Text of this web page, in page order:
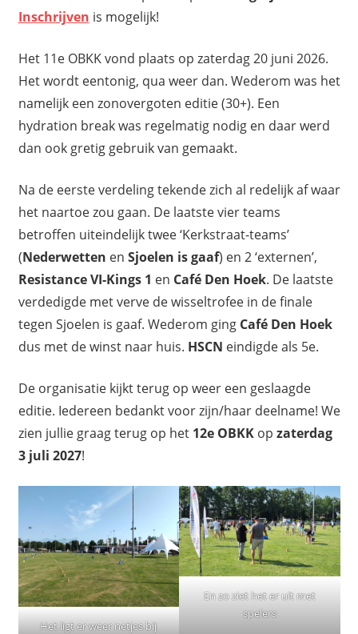
Inschrijven is mogelijk!
Het 11e OBKK vond plaats op zaterdag 20 juni 2026.
Het wordt eentonig, qua weer dan. Wederom was het
namelijk een zonovergoten editie (30+). Een
hydration break was regelmatig nodig en daar werd
dan ook gretig gebruik van gemaakt.
Na de eerste verdeling tekende zich al redelijk af waar
het naartoe zou gaan. De laatste vier teams
betroffen uiteindelijk twee ‘Kerkstraat-teams’
(Nederwetten en Sjoelen is gaaf) en 2 ‘externen’,
Resistance VI-Kings 1 en Café Den Hoek. De laatste
verdedigde met verve de wisseltrofee in de finale
tegen Sjoelen is gaaf. Wederom ging Café Den Hoek
dus met de winst naar huis. HSCN eindigde als 5e.
De organisatie kijkt terug op weer een geslaagde
editie. Iedereen bedankt voor zijn/haar deelname! We
zien jullie graag terug op het 12e OBKKop zaterdag
3 juli 2027!
Het ligt er weer netjes bij
En zo ziet het er uit met
spelers